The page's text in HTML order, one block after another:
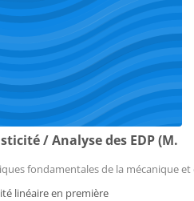
/ Analyse des EDP (M.
fondamentales de la mécanique
linéaire en première